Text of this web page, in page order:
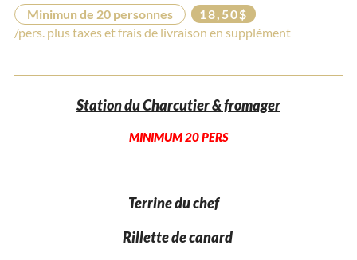
Minimun de 20 personnes
18,50$
/pers. plus taxes et frais de livraison en supplément
Station du Charcutier & fromager
MINIMUM 20 PERS
Terrine du chef
Rillette de canard